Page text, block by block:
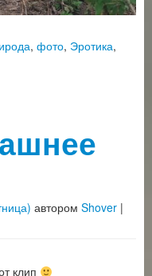
, фото, Эротика,
автором Shover |
клип